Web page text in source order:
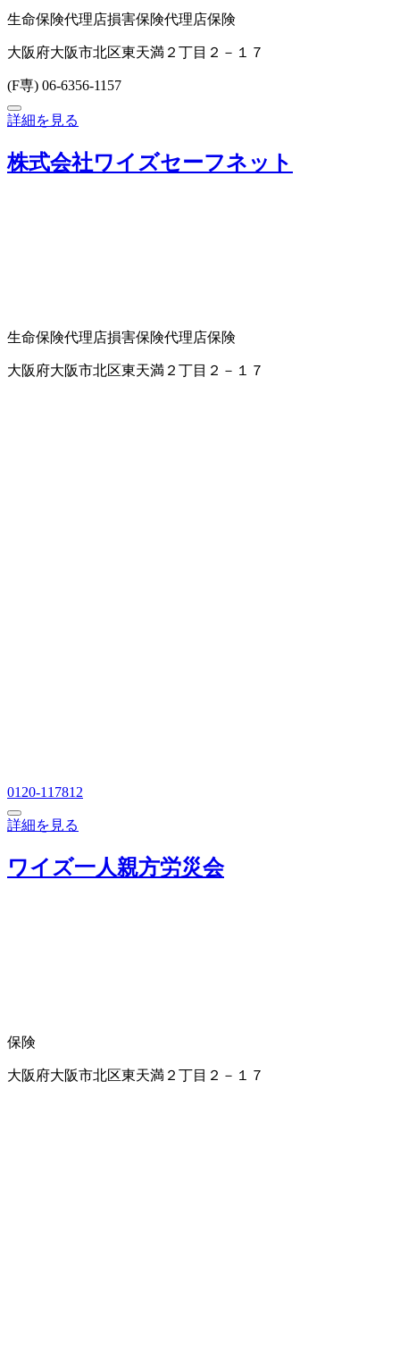
生命保険代理店損害保険代理店保険
大阪府大阪市北区東天満２丁目２－１７
(F専) 06-6356-1157
詳細を見る
株式会社ワイズセーフネット
生命保険代理店損害保険代理店保険
大阪府大阪市北区東天満２丁目２－１７
0120-117812
詳細を見る
ワイズ一人親方労災会
保険
大阪府大阪市北区東天満２丁目２－１７